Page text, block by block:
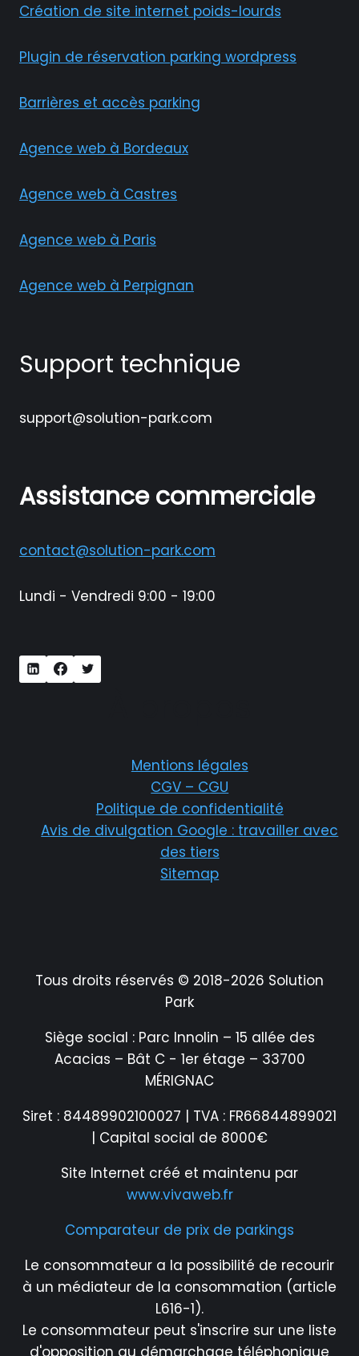
Création de site internet poids-lourds
Plugin de réservation parking wordpress
Barrières et accès parking
Agence web à Bordeaux
Agence web à Castres
Agence web à Paris
Agence web à Perpignan
Support technique
support@solution-park.com
Assistance commerciale
contact@solution-park.com
Lundi - Vendredi 9:00 - 19:00
Mentions légales
CGV – CGU
Politique de confidentialité
Avis de divulgation Google : travailler avec
des tiers
Sitemap
Tous droits réservés © 2018-2026 Solution
Park
Siège social : Parc Innolin – 15 allée des
Acacias – Bât C - 1er étage – 33700
MÉRIGNAC
Siret : 84489902100027 | TVA : FR66844899021
| Capital social de 8000€
Site Internet créé et maintenu par
www.vivaweb.fr
Comparateur de prix de parkings
Le consommateur a la possibilité de recourir
à un médiateur de la consommation (article
L616-1).
Le consommateur peut s'inscrire sur une liste
d'opposition au démarchage téléphonique